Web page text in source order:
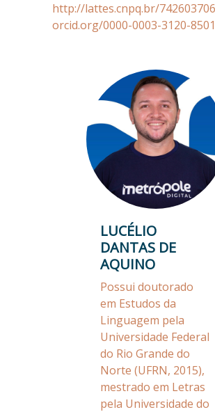
http://lattes.cnpq.br/
orcid.org/0000-0003-3120-8501
LUCÉLIO
DANTAS DE
AQUINO
Possui doutorado
em Estudos da
Linguagem pela
Universidade Federal
do Rio Grande do
Norte (UFRN, 2015),
mestrado em Letras
pela Universidade do